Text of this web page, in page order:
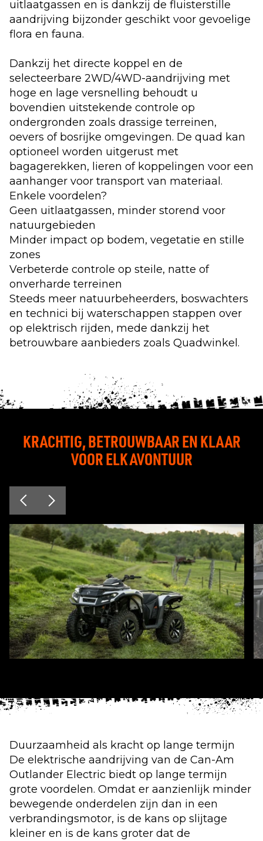
uitlaatgassen en is dankzij de fluisterstille
aandrijving bijzonder geschikt voor gevoelige
flora en fauna.
Dankzij het directe koppel en de
selecteerbare 2WD/4WD-aandrijving met
hoge en lage versnelling behoudt u
bovendien uitstekende controle op
ondergronden zoals drassige terreinen,
oevers of bosrijke omgevingen. De quad kan
optioneel worden uitgerust met
bagagerekken, lieren of koppelingen voor een
aanhanger voor transport van materiaal.
Enkele voordelen?
Geen uitlaatgassen, minder storend voor
natuurgebieden
Minder impact op bodem, vegetatie en stille
zones
Verbeterde controle op steile, natte of
onverharde terreinen
Steeds meer natuurbeheerders, boswachters
en technici bij waterschappen stappen over
op elektrisch rijden, mede dankzij het
betrouwbare aanbieders zoals Quadwinkel.
KRACHTIG, BETROUWBAAR EN KLAAR
VOOR ELK AVONTUUR
Duurzaamheid als kracht op lange termijn
De elektrische aandrijving van de Can-Am
Outlander Electric biedt op lange termijn
grote voordelen. Omdat er aanzienlijk minder
bewegende onderdelen zijn dan in een
verbrandingsmotor, is de kans op slijtage
kleiner en is de kans groter dat de